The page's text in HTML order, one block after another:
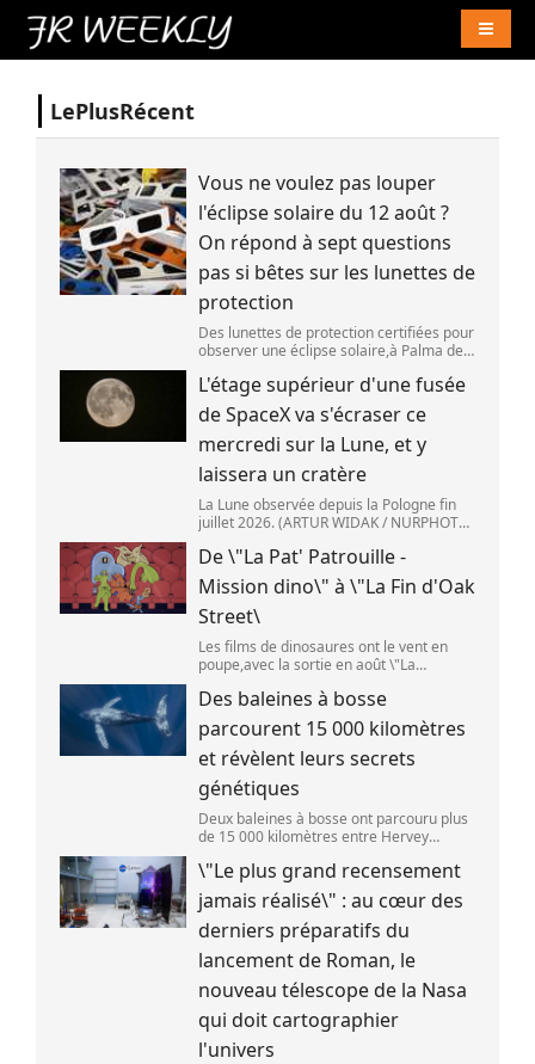
LePlusRécent
Vous ne voulez pas louper
l'éclipse solaire du 12 août ?
On répond à sept questions
pas si bêtes sur les lunettes de
protection
Des lunettes de protection certifiées pour
observer une éclipse solaire,à Palma de
(JAIME REINA )
L'étage supérieur d'une fusée
de SpaceX va s'écraser ce
mercredi sur la Lune, et y
laissera un cratère
La Lune observée depuis la Pologne fin
juillet 2026. (ARTUR WIDAK / NURPHOTO
SpaceX doit s\'écraser accidentellement
sur la Lune,mercredi 5 août. Cette coll
De \"La Pat' Patrouille -
Mission dino\" à \"La Fin d'Oak
Street\
Les films de dinosaures ont le vent en
poupe,avec la sortie en août \"La
d\'Oak Street\". (APOLLONIA HILVERDA /
Des baleines à bosse
parcourent 15 000 kilomètres
et révèlent leurs secrets
génétiques
Deux baleines à bosse ont parcouru plus
de 15 000 kilomètres entre Hervey
(Vincent Pommeyrol)
\"Le plus grand recensement
jamais réalisé\" : au cœur des
derniers préparatifs du
lancement de Roman, le
nouveau télescope de la Nasa
qui doit cartographier
l'univers